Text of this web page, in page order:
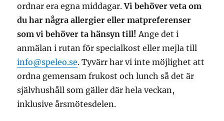
ordnar era egna middagar.Vi behöver veta om
du har några allergier eller matpreferenser
som vi behöver ta hänsyn till! Ange det i
anmälan i rutan för specialkost eller mejla till
info@speleo.se. Tyvärr har vi inte möjlighet att
ordna gemensam frukost och lunch så det är
självhushåll som gäller där hela veckan,
inklusive årsmötesdelen.